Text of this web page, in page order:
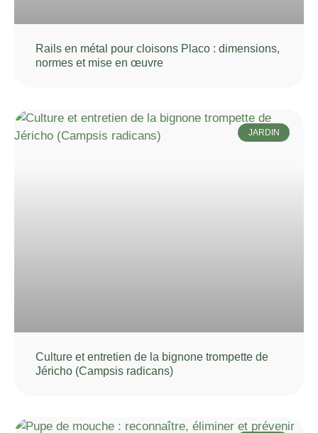
Rails en métal pour cloisons Placo : dimensions,
normes et mise en œuvre
JARDIN
Culture et entretien de la bignone trompette de
Jéricho (Campsis radicans)